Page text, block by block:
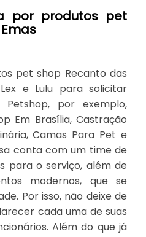
por produtos pet
pet shop Recanto das
e Lulu para solicitar
por exemplo,
Em Brasília, Castração
Camas Para Pet e
conta com um time de
para o serviço, além de
modernos, que se
Por isso, não deixe de
cada uma de suas
Além do que já